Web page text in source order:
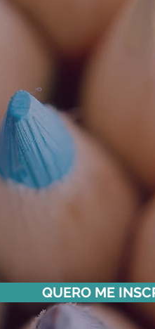
QUERO ME